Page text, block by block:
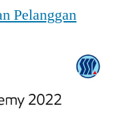
Pelanggan